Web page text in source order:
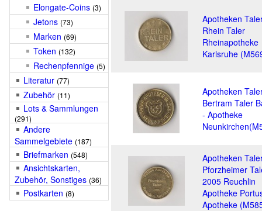
Elongate-Coins (3)
Jetons (73)
Marken (69)
Token (132)
Rechenpfennige (5)
Literatur (77)
Zubehör (11)
Lots & Sammlungen
(291)
Andere
Sammelgebiete (187)
Briefmarken (548)
Ansichtskarten,
Zubehör, Sonstiges (36)
Postkarten (8)
Apotheken
Rhein Taler
Rheinapotheke
Karlsruhe
Apotheken
Bertram Taler
- Apotheke
Apotheken
Pforzheimer
2005 Reuchlin
Apotheke
Apotheke